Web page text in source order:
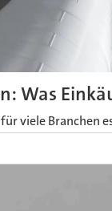
Was
viele Branchen